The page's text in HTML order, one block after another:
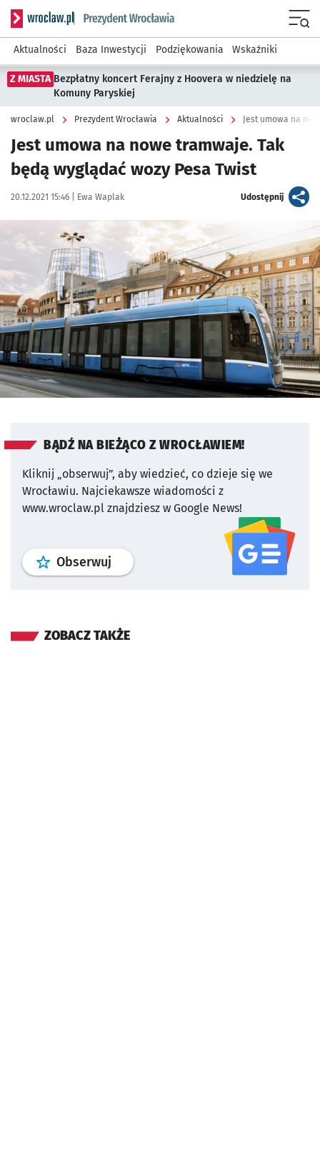
Serwis informacyjny wroclaw.pl podserwis: Prezydent
Aktualności Baza Inwestycji Podziękowania Wskaźniki
Z MIASTA Bezpłatny koncert Ferajny z Hoovera w niedzielę na
Komuny Paryskiej
wroclaw.pl Prezydent Wrocławia Aktualności Jest umowa na
Jest umowa na nowe tramwaje. Tak
będą wyglądać wozy Pesa Twist
Data publikacji:
20.12.2021 15:46 | Autor:
Ewa Waplak Udostępnijartykuł
BĄDŹ NA BIEŻĄCO Z WROCŁAWIEM!
Kliknij „obserwuj”, aby wiedzieć, co dzieje się we
Wrocławiu. Najciekawsze wiadomości z
www.wroclaw.pl znajdziesz w Google News!
Obserwuj profil serwisu
ZOBACZ TAKŻE